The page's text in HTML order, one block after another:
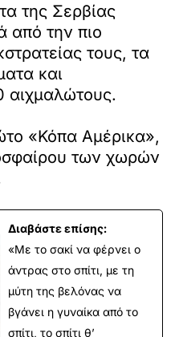
της Σερβίας
από την πιο
τους, τα
και
«Κόπα Αμέρικα»,
των χωρών
Διαβάστε επίσης:
«Με το σακί να φέρνει ο
άντρας στο σπίτι, με τη
μύτη της βελόνας να
βγάνει η γυναίκα από το
σπίτι, το σπίτι θ’